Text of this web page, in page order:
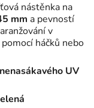
nástěnka na
mm a pevností
v
háčků nebo
UV